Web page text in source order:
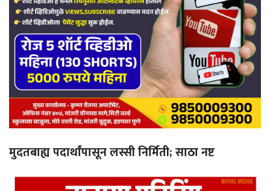
मुदतबाह्य पदार्थांपासून लस्सी निर्मिती; साठा नष्ट